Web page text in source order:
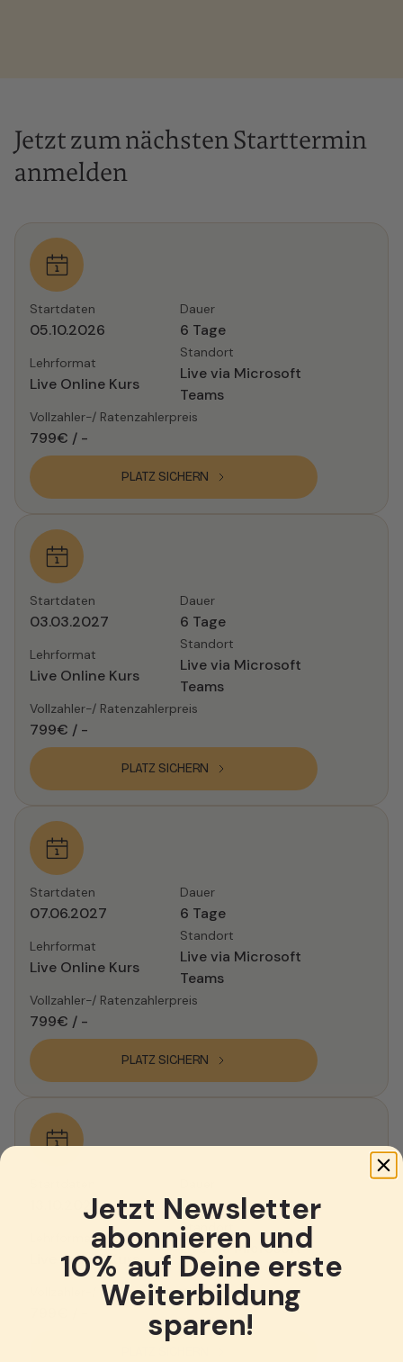
Jetzt zum nächsten Starttermin
anmelden
05.10.2026 6 Tage
Live Online Kurs
Live via Microsoft
Teams
799€ / -
PLATZ SICHERN
03.03.2027 6 Tage
Live Online Kurs
Live via Microsoft
Teams
799€ / -
PLATZ SICHERN
07.06.2027 6 Tage
Live Online Kurs
Live via Microsoft
Teams
799€ / -
PLATZ SICHERN
13.10.2027 6 Tage
Live Online Kurs
Live via Microsoft
Teams
Jetzt Newsletter
abonnieren und
10% auf Deine erste
Weiterbildung
sparen!